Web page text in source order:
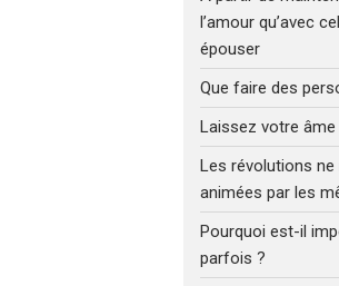
l’amour qu’avec
épouser
Que faire des
Laissez votre
Les révolutions
animées par les
Pourquoi est-il
parfois ?